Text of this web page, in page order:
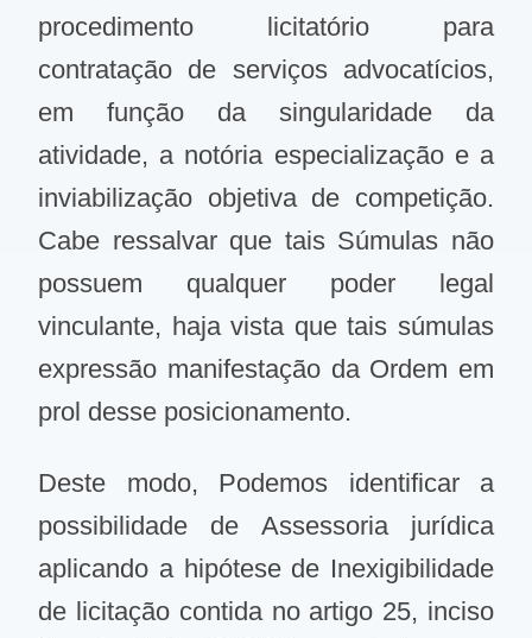
procedimento licitatório para
contratação de serviços advocatícios,
em função da singularidade da
atividade, a notória especialização e a
inviabilização objetiva de competição.
Cabe ressalvar que tais Súmulas não
possuem qualquer poder legal
vinculante, haja vista que tais súmulas
expressão manifestação da Ordem em
prol desse posicionamento.
Deste modo, Podemos identificar a
possibilidade de Assessoria jurídica
aplicando a hipótese de Inexigibilidade
de licitação contida no artigo 25, inciso